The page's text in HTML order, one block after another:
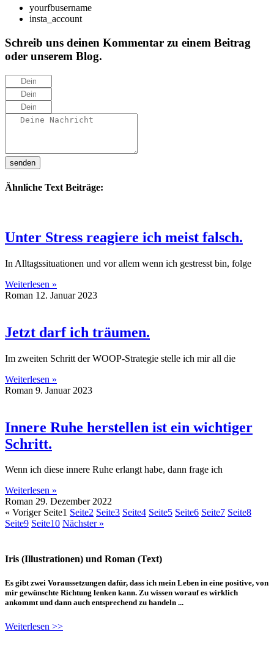
yourfbusername
insta_account
Schreib uns deinen Kommentar zu einem Beitrag
oder unserem Blog.
senden
Ähnliche Text Beiträge:
Unter Stress reagiere ich meist falsch.
In Alltagssituationen und vor allem wenn ich gestresst bin, folge
Weiterlesen »
Roman 12. Januar 2023
Jetzt darf ich träumen.
Im zweiten Schritt der WOOP-Strategie stelle ich mir all die
Weiterlesen »
Roman 9. Januar 2023
Innere Ruhe herstellen ist ein wichtiger
Schritt.
Wenn ich diese innere Ruhe erlangt habe, dann frage ich
Weiterlesen »
Roman 29. Dezember 2022
« Voriger Seite1 Seite2 Seite3 Seite4 Seite5 Seite6 Seite7 Seite8
Seite9 Seite10 Nächster »
Iris (Illustrationen) und Roman (Text)
Es gibt zwei Voraussetzungen dafür, dass ich mein Leben in eine positive, von
mir gewünschte Richtung lenken kann. Zu wissen worauf es wirklich
ankommt und dann auch entsprechend zu handeln ...
Weiterlesen >>